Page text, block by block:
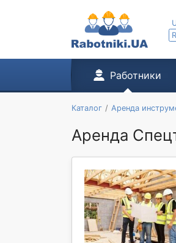
Работники
Каталог Аренда
Аренда